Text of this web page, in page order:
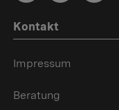
Kontakt
Impressum
Beratung